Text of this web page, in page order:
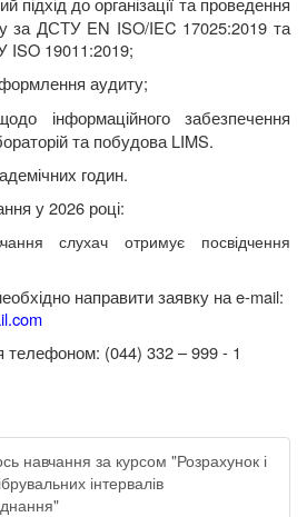
за ДСТУ EN ISO/IEC 17025:2019 та
ISO 19011:2019;
аудиту;
інформаційного забезпечення
та побудова LIMS.
годин.
у2026 році:
слухач отримує посвідчення
направити заявку наe-mail:
телефоном: (044) 332 – 999 - 1
навчання за курсом "Розрахунок і
інтервалів